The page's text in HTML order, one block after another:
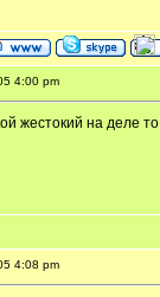
4:00 pm
жестокий на деле то
4:08 pm